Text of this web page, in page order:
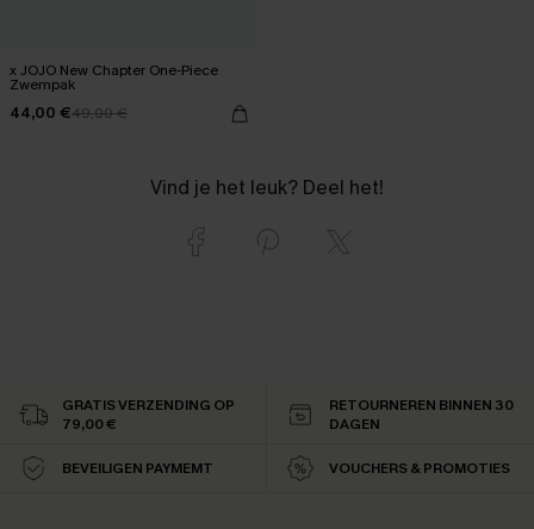
x JOJO New Chapter One-Piece
Zwempak
44,00 €49,00 €
Vind je het leuk? Deel het!
GRATIS VERZENDING OP
79,00 €
RETOURNEREN BINNEN 30
DAGEN
BEVEILIGEN PAYMEMT VOUCHERS & PROMOTIES